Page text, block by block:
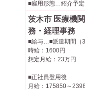
■雇用形態…紹介予定
茨木市 医療機
務・経理事務
■給与…■派遣期間（3
時給：1600円
想定月給：23万円
■正社員登用後
月給：175850～